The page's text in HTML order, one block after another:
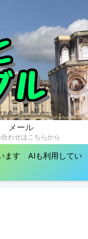
メール
わせはこちらから
ます AIも利用してい